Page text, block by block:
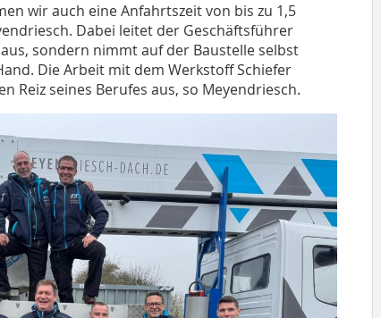
wir auch eine Anfahrtszeit von bis zu 1,5
Dabei leitet der Geschäftsführer
sondern nimmt auf der Baustelle selbst
Die Arbeit mit dem Werkstoff Schiefer
Reiz seines Berufes aus, so Meyendriesch.